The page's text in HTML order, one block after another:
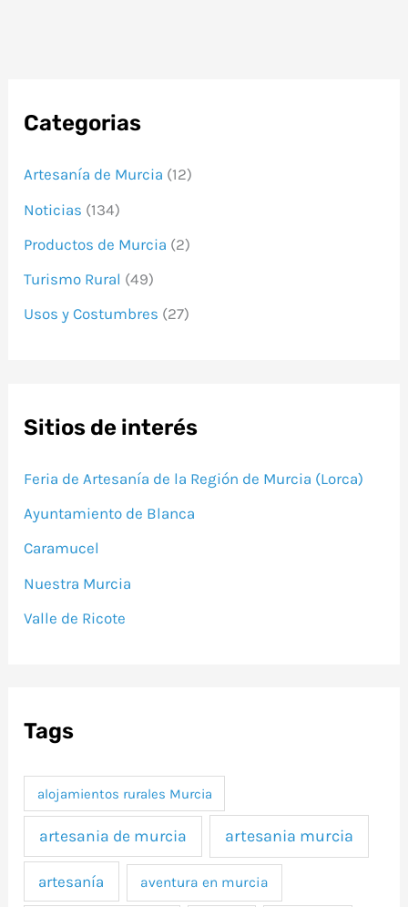
Categorias
Artesanía de Murcia (12)
Noticias (134)
Productos de Murcia (2)
Turismo Rural (49)
Usos y Costumbres (27)
Sitios de interés
Feria de Artesanía de la Región de Murcia (Lorca)
Ayuntamiento de Blanca
Caramucel
Nuestra Murcia
Valle de Ricote
Tags
alojamientos rurales Murcia
artesania de murcia artesania murcia
artesanía aventura en murcia